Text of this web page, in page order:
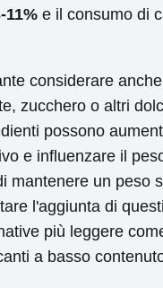
11% e il consumo di
considerare
zucchero o altri
possono
e influenzare il
mantenere un peso
l'aggiunta di
più leggere
a basso